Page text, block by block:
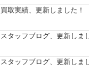
買取実績、更新しました！
スタッフブログ、更新しま
スタッフブログ、更新しま